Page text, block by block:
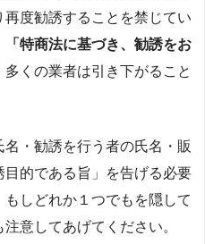
度勧誘することを禁じてい
「特商法に基づき、勧誘をお
多くの業者は引き下がること
・勧誘を行う者の氏名・販
的である旨」を告げる必要
しどれか１つでもを隠して
意してあげてください。